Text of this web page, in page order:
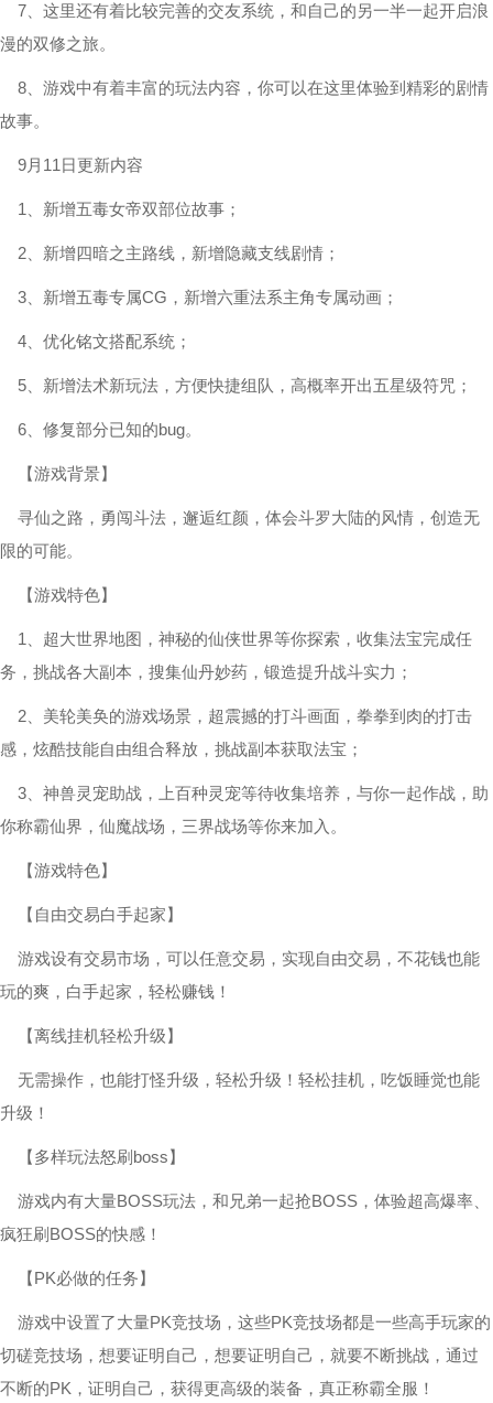
7、这里还有着比较完善的交友系统，和自己的另一半一起开启浪
漫的双修之旅。
8、游戏中有着丰富的玩法内容，你可以在这里体验到精彩的剧情
故事。
9月11日更新内容
1、新增五毒女帝双部位故事；
2、新增四暗之主路线，新增隐藏支线剧情；
3、新增五毒专属CG，新增六重法系主角专属动画；
4、优化铭文搭配系统；
5、新增法术新玩法，方便快捷组队，高概率开出五星级符咒；
6、修复部分已知的bug。
【游戏背景】
寻仙之路，勇闯斗法，邂逅红颜，体会斗罗大陆的风情，创造无
限的可能。
【游戏特色】
1、超大世界地图，神秘的仙侠世界等你探索，收集法宝完成任
务，挑战各大副本，搜集仙丹妙药，锻造提升战斗实力；
2、美轮美奂的游戏场景，超震撼的打斗画面，拳拳到肉的打击
感，炫酷技能自由组合释放，挑战副本获取法宝；
3、神兽灵宠助战，上百种灵宠等待收集培养，与你一起作战，助
你称霸仙界，仙魔战场，三界战场等你来加入。
【游戏特色】
【自由交易白手起家】
游戏设有交易市场，可以任意交易，实现自由交易，不花钱也能
玩的爽，白手起家，轻松赚钱！
【离线挂机轻松升级】
无需操作，也能打怪升级，轻松升级！轻松挂机，吃饭睡觉也能
升级！
【多样玩法怒刷boss】
游戏内有大量BOSS玩法，和兄弟一起抢BOSS，体验超高爆率、
疯狂刷BOSS的快感！
【PK必做的任务】
游戏中设置了大量PK竞技场，这些PK竞技场都是一些高手玩家的
切磋竞技场，想要证明自己，想要证明自己，就要不断挑战，通过
不断的PK，证明自己，获得更高级的装备，真正称霸全服！